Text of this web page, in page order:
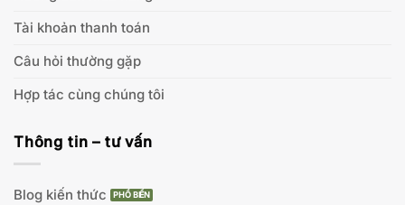
Tài khoản thanh toán
Câu hỏi thường gặp
Hợp tác cùng chúng tôi
Thông tin – tư vấn
Blog kiến thức